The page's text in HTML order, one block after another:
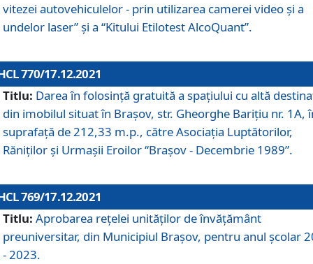
vitezei autovehiculelor - prin utilizarea camerei video și a
undelor laser” și a “Kitului Etilotest AlcoQuant”.
770/17.12.2021
Titlu: Darea în folosinţă gratuită a spaţiului cu altă
din imobilul situat în Braşov, str. Gheorghe Bariţiu nr. 1A,
suprafaţă de 212,33 m.p., către Asociaţia Luptătorilor,
Răniţilor şi Urmaşii Eroilor “Braşov - Decembrie 1989”.
769/17.12.2021
Titlu: Aprobarea reţelei unităţilor de învăţământ
preuniversitar, din Municipiul Braşov, pentru anul şcolar
- 2023.